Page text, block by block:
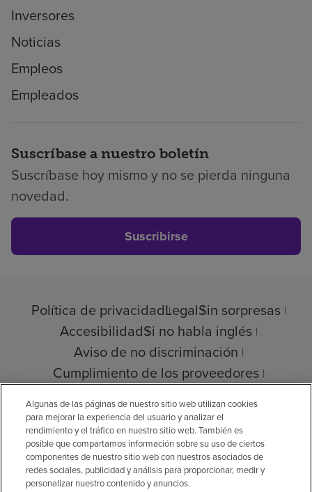
Inversores
Noticias
Empleos
Empleados
Suscríbase a nuestro boletín
Suscríbase hoy mismo y no se pierda ninguna
novedad.
Suscribirse
Política de privacidadLegalSin sorpresas
AccesibilidadSi no habla inglés
Aviso de no discriminación
Cumplimiento de los proveedores
© 2026 Encompass Health Corporation
Preferencias de cookies
Algunas de las páginas de nuestro sitio web utilizan cookies
para mejorar la experiencia del usuario y analizar el
rendimiento y el tráfico en nuestro sitio web. También es
posible que compartamos información sobre su uso de ciertos
componentes de nuestro sitio web con nuestros asociados de
redes sociales, publicidad y análisis para proporcionar, medir y
personalizar nuestro contenido y anuncios.